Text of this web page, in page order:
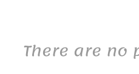
There are no